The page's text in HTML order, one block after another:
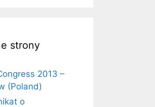
strony
2013 –
(Poland)
o